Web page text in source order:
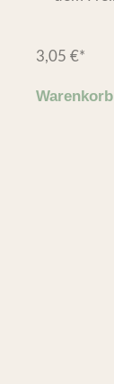
3,05 €*
Warenkorb